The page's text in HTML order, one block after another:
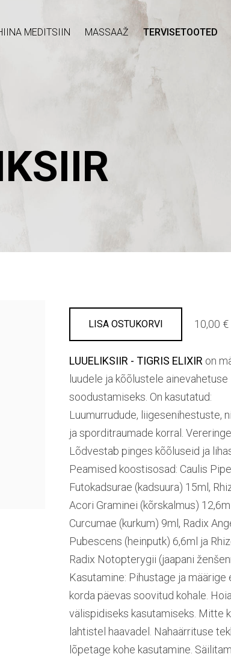
MEDITSIIN MASSAAŽ TERVISETOOTED
LISA OSTUKORVI 10,00 €
LUUELIKSIIR - TIGRIS ELIXIR on
luudele ja kõõlustele ainevahetuse
soodustamiseks. On kasutatud:
Luumurrudude, liigesenihestuste,
ja sporditraumade korral.
Lõdvestab pinges kõõluseid ja
Peamised koostisosad: Caulis
Futokadsurae (kadsuura) 15ml,
Acori Graminei (kõrskalmus)
Curcumae (kurkum) 9ml, Radix
Pubescens (heinputk) 6,6ml ja
Radix Notopterygii (jaapani
Kasutamine: Pihustage ja määrige
korda päevas soovitud kohale.
välispidiseks kasutamiseks. Mitte
lahtistel haavadel. Nahaärrituse
lõpetage kohe kasutamine.